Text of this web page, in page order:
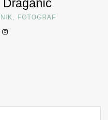
FOTOGRAF